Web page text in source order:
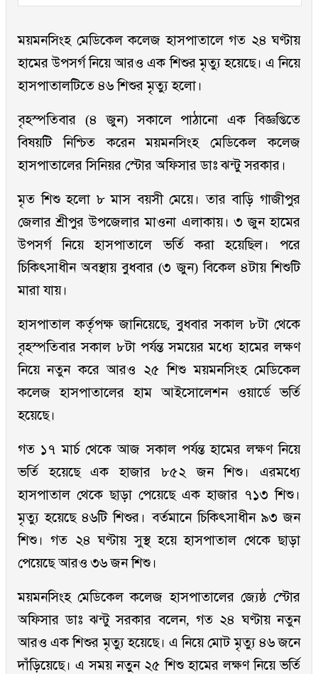
ময়মনসিংহ মেডিকেল কলেজ হাসপাতালে গত ২৪ ঘণ্টায়
হামের উপসর্গ নিয়ে আরও এক শিশুর মৃত্যু হয়েছে। এ নিয়ে
হাসপাতালটিতে ৪৬ শিশুর মৃত্যু হলো।
বৃহস্পতিবার (৪ জুন) সকালে পাঠানো এক বিজ্ঞপ্তিতে
বিষয়টি নিশ্চিত করেন ময়মনসিংহ মেডিকেল কলেজ
হাসপাতালের সিনিয়র স্টোর অফিসার ডাঃ ঝন্টু সরকার।
মৃত শিশু হলো ৮ মাস বয়সী মেয়ে। তার বাড়ি গাজীপুর
জেলার শ্রীপুর উপজেলার মাওনা এলাকায়। ৩ জুন হামের
উপসর্গ নিয়ে হাসপাতালে ভর্তি করা হয়েছিল। পরে
চিকিৎসাধীন অবস্থায় বুধবার (৩ জুন) বিকেল ৪টায় শিশুটি
মারা যায়।
হাসপাতাল কর্তৃপক্ষ জানিয়েছে, বুধবার সকাল ৮টা থেকে
বৃহস্পতিবার সকাল ৮টা পর্যন্ত সময়ের মধ্যে হামের লক্ষণ
নিয়ে নতুন করে আরও ২৫ শিশু ময়মনসিংহ মেডিকেল
কলেজ হাসপাতালের হাম আইসোলেশন ওয়ার্ডে ভর্তি
হয়েছে।
গত ১৭ মার্চ থেকে আজ সকাল পর্যন্ত হামের লক্ষণ নিয়ে
ভর্তি হয়েছে এক হাজার ৮৫২ জন শিশু। এরমধ্যে
হাসপাতাল থেকে ছাড়া পেয়েছে এক হাজার ৭১৩ শিশু।
মৃত্যু হয়েছে ৪৬টি শিশুর। বর্তমানে চিকিৎসাধীন ৯৩ জন
শিশু। গত ২৪ ঘণ্টায় সুস্থ হয়ে হাসপাতাল থেকে ছাড়া
পেয়েছে আরও ৩৬ জন শিশু।
ময়মনসিংহ মেডিকেল কলেজ হাসপাতালের জ্যেষ্ঠ স্টোর
অফিসার ডাঃ ঝন্টু সরকার বলেন, গত ২৪ ঘণ্টায় নতুন
আরও এক শিশুর মৃত্যু হয়েছে। এ নিয়ে মোট মৃত্যু ৪৬ জনে
দাঁড়িয়েছে। এ সময় নতুন ২৫ শিশু হামের লক্ষণ নিয়ে ভর্তি